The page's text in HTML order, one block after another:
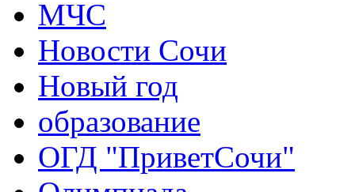
МЧС
Новости Сочи
Новый год
образование
ОГД "ПриветСочи"